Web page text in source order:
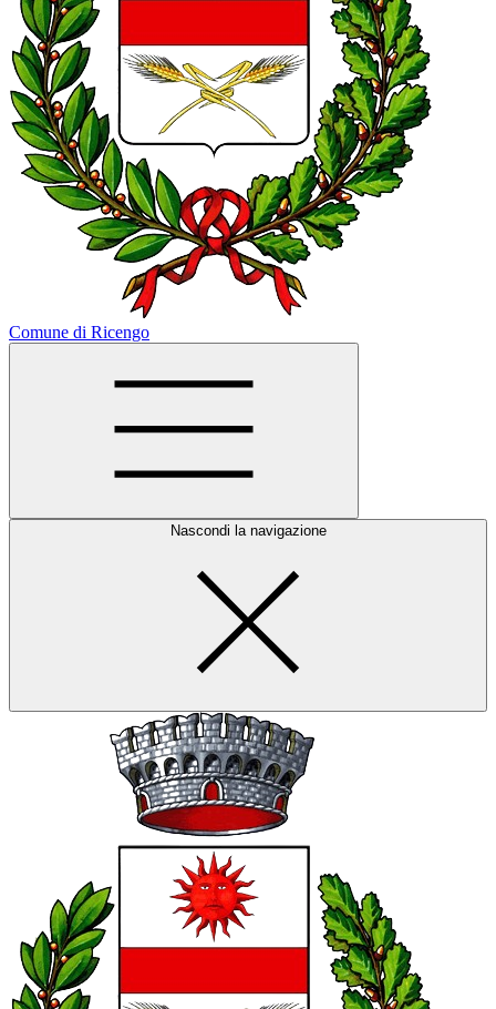
Comune di Ricengo
Nascondi la navigazione